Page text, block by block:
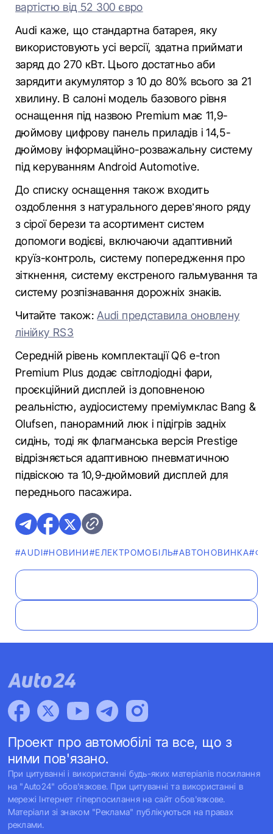
вартістю від 52 300 євро
Audi каже, що стандартна батарея, яку
використовують усі версії, здатна приймати
заряд до 270 кВт. Цього достатньо аби
зарядити акумулятор з 10 до 80% всього за 21
хвилину. В салоні модель базового рівня
оснащення під назвою Premium має 11,9-
дюймову цифрову панель приладів і 14,5-
дюймову інформаційно-розважальну систему
під керуванням Android Automotive.
До списку оснащення також входить
оздоблення з натурального дерев’яного ряду
з сірої берези та асортимент систем
допомоги водієві, включаючи адаптивний
круїз-контроль, систему попередження про
зіткнення, систему екстреного гальмування та
систему розпізнавання дорожніх знаків.
Читайте також:Audi представила оновлену
лінійку RS3
Середній рівень комплектації Q6 e-tron
Premium Plus додає світлодіодні фари,
проєкційний дисплей із доповненою
реальністю, аудіосистему преміумклас Bang &
Olufsen, панорамний люк і підігрів задніх
сидінь, тоді як флагманська версія Prestige
відрізняється адаптивною пневматичною
підвіскою та 10,9-дюймовий дисплей для
переднього пасажира.
#AUDI#НОВИНИ#ЕЛЕКТРОМОБІЛЬ#АВТОНОВИНКА
Проект про автомобілі та все, що з
ними пов'язано.
При цитуванні і використанні будь-яких матеріалів посилання
на "Auto24" обов'язкове. При цитуванні та використанні в
мережі Інтернет гіперпосилання на сайт обов'язкове.
Матеріали зі знаком "Реклама" публікуються на правах
реклами.